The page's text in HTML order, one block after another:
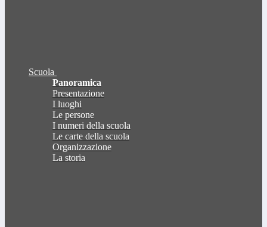
Scuola
Panoramica
Presentazione
I luoghi
Le persone
I numeri della scuola
Le carte della scuola
Organizzazione
La storia